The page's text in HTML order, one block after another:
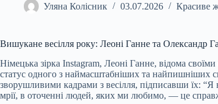
Уляна Колісник 03.07.2026 Красиве
Вишукане весілля року: Леоні Ганне та Олександр
Німецька зірка Instagram, Леоні Ганне, відома
статус одного з наймасштабніших та найпишніших
зворушливими кадрами з весілля, підписавши їх:
мрії, в оточенні людей, яких ми любимо, — це